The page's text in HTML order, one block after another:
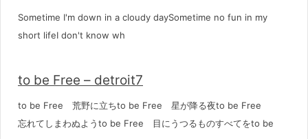
Sometime I'm down in a cloudy daySometime no fun in my
short lifeI don't know wh
to be Free – detroit7
to be Free 荒野に立ちto be Free 星が降る夜to be Free
忘れてしまわぬようto be Free 目にうつるものすべてをto be